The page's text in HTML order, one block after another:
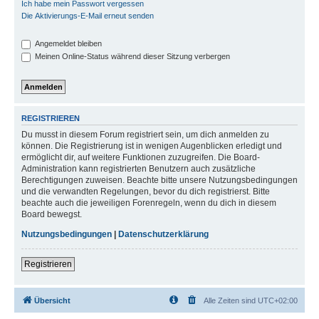
Ich habe mein Passwort vergessen
Die Aktivierungs-E-Mail erneut senden
Angemeldet bleiben
Meinen Online-Status während dieser Sitzung verbergen
REGISTRIEREN
Du musst in diesem Forum registriert sein, um dich anmelden zu
können. Die Registrierung ist in wenigen Augenblicken erledigt und
ermöglicht dir, auf weitere Funktionen zuzugreifen. Die Board-
Administration kann registrierten Benutzern auch zusätzliche
Berechtigungen zuweisen. Beachte bitte unsere Nutzungsbedingungen
und die verwandten Regelungen, bevor du dich registrierst. Bitte
beachte auch die jeweiligen Forenregeln, wenn du dich in diesem
Board bewegst.
Nutzungsbedingungen
Datenschutzerklärung
Registrieren
Übersicht Alle Zeiten sind UTC+02:00